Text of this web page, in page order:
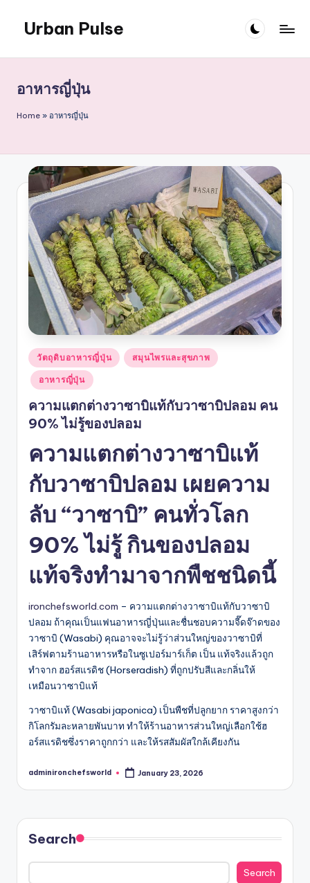
content
Urban Pulse
อาหารญี่ปุ่น
Home » อาหารญี่ปุ่น
Posted
in
วัตถุดิบอาหารญี่ปุ่น สมุนไพรและสุขภาพ
อาหารญี่ปุ่น
ความแตกต่างวาซาบิแท้กับวาซาบิปลอม คน
90% ไม่รู้ของปลอม
ความแตกต่างวาซาบิแท้
กับวาซาบิปลอม เผยความ
ลับ “วาซาบิ” คนทั่วโลก
90% ไม่รู้ กินของปลอม
แท้จริงทำมาจากพืชชนิดนี้
ironchefsworld.com – ความแตกต่างวาซาบิแท้กับวาซาบิ
ปลอม ถ้าคุณเป็นแฟนอาหารญี่ปุ่นและชื่นชอบความจี๊ดจ๊าดของ
วาซาบิ (Wasabi) คุณอาจจะไม่รู้ว่าส่วนใหญ่ของวาซาบิที่
เสิร์ฟตามร้านอาหารหรือในซูเปอร์มาร์เก็ต เป็น แท้จริงแล้วถูก
ทำจาก ฮอร์สแรดิช (Horseradish) ที่ถูกปรับสีและกลิ่นให้
เหมือนวาซาบิแท้
วาซาบิแท้ (Wasabi japonica) เป็นพืชที่ปลูกยาก ราคาสูงกว่า
กิโลกรัมละหลายพันบาท ทำให้ร้านอาหารส่วนใหญ่เลือกใช้ฮ
อร์สแรดิชซึ่งราคาถูกกว่า และให้รสสัมผัสใกล้เคียงกัน
Posted
adminironchefsworld January 23, 2026
Search
Search